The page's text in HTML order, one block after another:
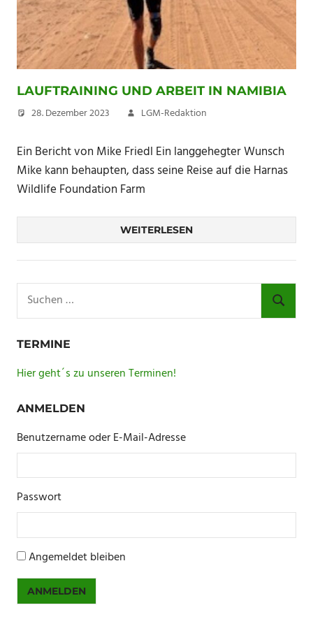
LAUFTRAINING UND ARBEIT IN NAMIBIA
28. Dezember 2023 LGM-Redaktion
Ein Bericht von Mike Friedl Ein langgehegter Wunsch
Mike kann behaupten, dass seine Reise auf die Harnas
Wildlife Foundation Farm
WEITERLESEN
nach:
SUCHEN
TERMINE
Hier geht´s zu unseren Terminen!
ANMELDEN
Benutzername oder E-Mail-Adresse
Passwort
Angemeldet bleiben
ANMELDEN